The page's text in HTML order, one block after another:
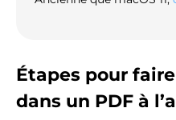
Étapes pour
dans un PDF à